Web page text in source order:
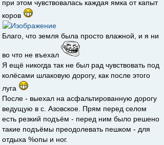
при этом чувствовалась каждая ямка от капыт
коров
Благо, что земля была просто влажной, и я ни
во что не въехал
Я ещё никогда так не был рад чувствовать под
колёсами шлаковую дорогу, как после этого
луга
После - выехал на асфальтированную дорогу
ведущую в с. Азовское. Прям перед селом
есть резкий подъём - перед ним было решено
такие подъёмы преодолевать пешком - для
отдыха %опы и ног.